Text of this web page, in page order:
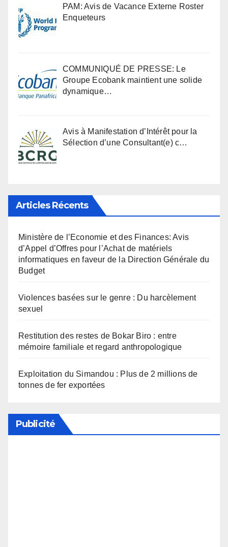
PAM: Avis de Vacance Externe Roster
Enqueteurs
COMMUNIQUÉ DE PRESSE: Le
Groupe Ecobank maintient une solide
dynamique…
Avis à Manifestation d’Intérêt pour la
Sélection d’une Consultant(e) c…
Articles Récents
Ministère de l’Economie et des Finances: Avis
d’Appel d’Offres pour l’Achat de matériels
informatiques en faveur de la Direction Générale du
Budget
Violences basées sur le genre : Du harcèlement
sexuel
Restitution des restes de Bokar Biro : entre
mémoire familiale et regard anthropologique
Exploitation du Simandou : Plus de 2 millions de
tonnes de fer exportées
Publicité